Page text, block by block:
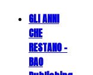
GLI ANNI
CHE
RESTANO -
BAO